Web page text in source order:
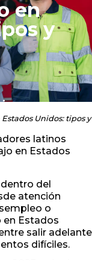
en
y
Unidos: tipos y
latinos
en Estados
del
atención
o
en Estados
salir adelante
difíciles.